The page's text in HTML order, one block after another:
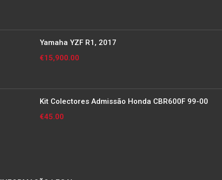
Yamaha YZF R1, 2017
€15,900.00
Kit Colectores Admissão Honda CBR600F 99-00
€45.00